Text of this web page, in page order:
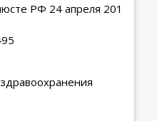
РФ 24 апреля 201